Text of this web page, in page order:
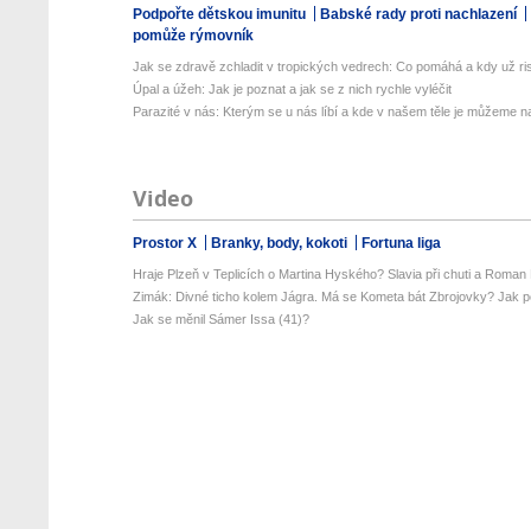
Podpořte dětskou imunitu
Babské rady proti nachlazení
pomůže rýmovník
Jak se zdravě zchladit v tropických vedrech: Co pomáhá a kdy už
Úpal a úžeh: Jak je poznat a jak se z nich rychle vyléčit
Parazité v nás: Kterým se u nás líbí a kde v našem těle je můžeme
Video
Prostor X Branky, body, kokoti Fortuna liga
Hraje Plzeň v Teplicích o Martina Hyského? Slavia při chuti a Roman
Zimák: Divné ticho kolem Jágra. Má se Kometa bát Zbrojovky? Jak
Jak se měnil Sámer Issa (41)?